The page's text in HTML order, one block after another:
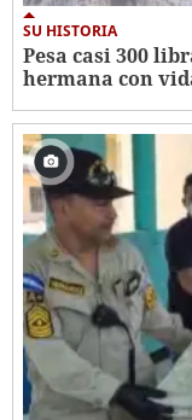
SU HISTORIA
Pesa casi 300
hermana con